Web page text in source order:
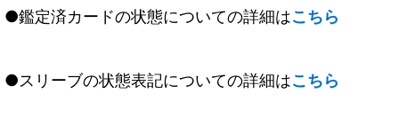
●鑑定済カードの状態についての詳細はこちら
●スリーブの状態表記についての詳細はこちら